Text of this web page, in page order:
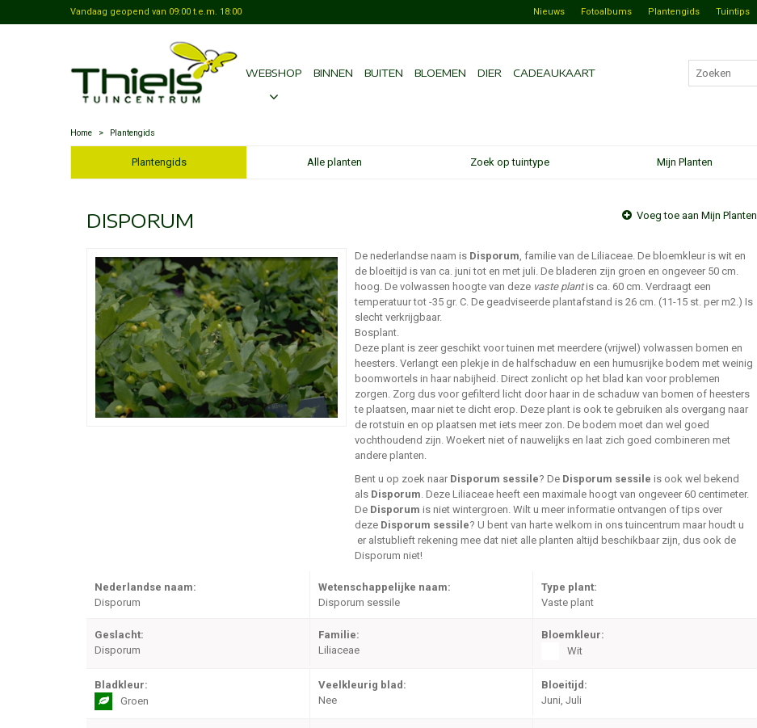
Home > Plantengids
Vandaag geopend van 09:00 t.e.m. 18:00 Nieuws Fotoalbums Plantengids Tuintips
WEBSHOP BINNEN BUITEN BLOEMEN DIER CADEAUKAART
Plantengids Alle planten Zoek op tuintype Mijn Planten
DISPORUM Voeg toe aan Mijn Planten
De nederlandse naam is Disporum, familie van de Liliaceae. De bloemkleur is wit en
de bloeitijd is van ca. juni tot en met juli. De bladeren zijn groen en ongeveer 50 cm.
hoog. De volwassen hoogte van deze vaste plantis ca. 60 cm. Verdraagt een
temperatuur tot -35 gr. C. De geadviseerde plantafstand is 26 cm. (11-15 st. per m2.) Is
slecht verkrijgbaar.
Bosplant.
Deze plant is zeer geschikt voor tuinen met meerdere (vrijwel) volwassen bomen en
heesters. Verlangt een plekje in de halfschaduw en een humusrijke bodem met weinig
boomwortels in haar nabijheid. Direct zonlicht op het blad kan voor problemen
zorgen. Zorg dus voor gefilterd licht door haar in de schaduw van bomen of heesters
te plaatsen, maar niet te dicht erop. Deze plant is ook te gebruiken als overgang naar
de rotstuin en op plaatsen met iets meer zon. De bodem moet dan wel goed
vochthoudend zijn. Woekert niet of nauwelijks en laat zich goed combineren met
andere planten.
Bent u op zoek naar Disporum sessile? De Disporum sessile is ook wel bekend
als Disporum. Deze Liliaceae heeft een maximale hoogt van ongeveer 60 centimeter.
De Disporum is niet wintergroen. Wilt u meer informatie ontvangen of tips over
deze Disporum sessile? U bent van harte welkom in ons tuincentrum maar houdt u
er alstublieft rekening mee dat niet alle planten altijd beschikbaar zijn, dus ook de
Disporum niet!
Nederlandse naam:
Disporum
Wetenschappelijke naam:
Disporum sessile
Type plant:
Vaste plant
Geslacht:
Disporum
Familie:
Liliaceae
Bloemkleur:
Wit
Bladkleur:
Groen
Veelkleurig blad:
Nee
Bloeitijd:
Juni, Juli